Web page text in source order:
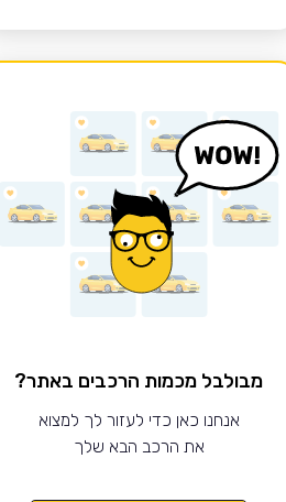
מבולבל מכמות הרכבים באתר?
אנחנו כאן כדי לעזור לך למצוא
את הרכב הבא שלך